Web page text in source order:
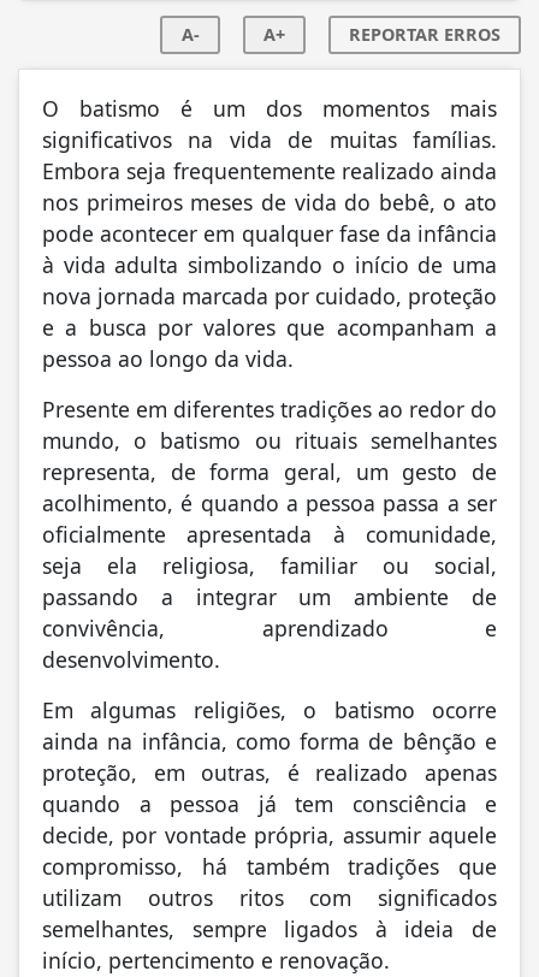
A- A+ REPORTAR ERROS
O batismo é um dos momentos mais
significativos na vida de muitas famílias.
Embora seja frequentemente realizado ainda
nos primeiros meses de vida do bebê, o ato
pode acontecer em qualquer fase da infância
à vida adulta simbolizando o início de uma
nova jornada marcada por cuidado, proteção
e a busca por valores que acompanham a
pessoa ao longo da vida.
Presente em diferentes tradições ao redor do
mundo, o batismo ou rituais semelhantes
representa, de forma geral, um gesto de
acolhimento, é quando a pessoa passa a ser
oficialmente apresentada à comunidade,
seja ela religiosa, familiar ou social,
passando a integrar um ambiente de
convivência, aprendizado e
desenvolvimento.
Em algumas religiões, o batismo ocorre
ainda na infância, como forma de bênção e
proteção, em outras, é realizado apenas
quando a pessoa já tem consciência e
decide, por vontade própria, assumir aquele
compromisso, há também tradições que
utilizam outros ritos com significados
semelhantes, sempre ligados à ideia de
início, pertencimento e renovação.